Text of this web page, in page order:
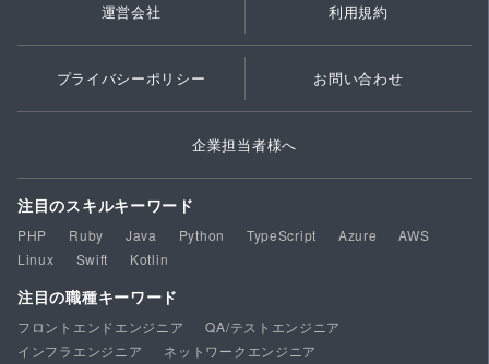
運営会社 利用規約
プライバシーポリシー お問い合わせ
企業担当者様へ
注目のスキルキーワード
PHP Ruby Java Python TypeScript Azure
AWS
Linux
Swift Kotlin
注目の職種キーワード
フロントエンドエンジニア
QA/テストエンジニア
インフラエンジニア
ネットワークエンジニア